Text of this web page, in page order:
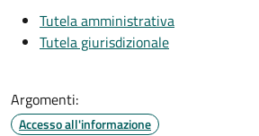
Tutela amministrativa
Tutela giurisdizionale
Argomenti:
Accesso all'informazione